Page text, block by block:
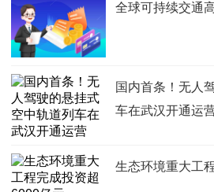
全球可持续交通
国内首条！无人
车在武汉开通运
生态环境重大工